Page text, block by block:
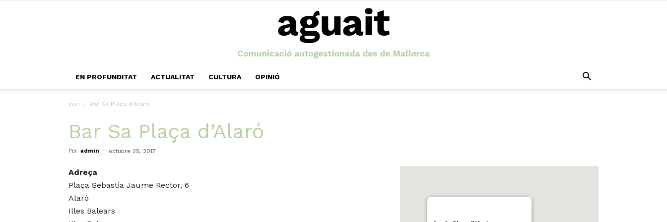
EN PROFUNDITAT ACTUALITAT CULTURA OPINIÓ
Inici Bar Sa Plaça d'Alaró
Bar Sa Plaça d’Alaró
Per admin - octubre 25, 2017
Adreça
Plaça Sebastia Jaume Rector, 6
Alaró
Illes Balears